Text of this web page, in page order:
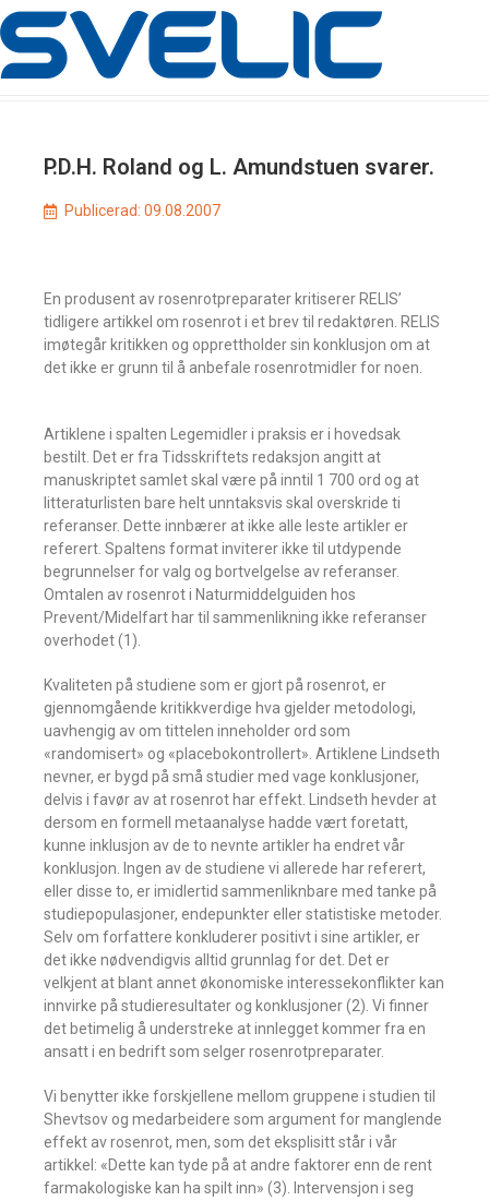
P.D.H. Roland og L. Amundstuen svarer.
Publicerad: 09.08.2007
En produsent av rosenrotpreparater kritiserer RELIS’
tidligere artikkel om rosenrot i et brev til redaktøren. RELIS
imøtegår kritikken og opprettholder sin konklusjon om at
det ikke er grunn til å anbefale rosenrotmidler for noen.
Artiklene i spalten Legemidler i praksis er i hovedsak
bestilt. Det er fra Tidsskriftets redaksjon angitt at
manuskriptet samlet skal være på inntil 1 700 ord og at
litteraturlisten bare helt unntaksvis skal overskride ti
referanser. Dette innbærer at ikke alle leste artikler er
referert. Spaltens format inviterer ikke til utdypende
begrunnelser for valg og bortvelgelse av referanser.
Omtalen av rosenrot i Naturmiddelguiden hos
Prevent/Midelfart har til sammenlikning ikke referanser
overhodet (1).
Kvaliteten på studiene som er gjort på rosenrot, er
gjennomgående kritikkverdige hva gjelder metodologi,
uavhengig av om tittelen inneholder ord som
«randomisert» og «placebokontrollert». Artiklene Lindseth
nevner, er bygd på små studier med vage konklusjoner,
delvis i favør av at rosenrot har effekt. Lindseth hevder at
dersom en formell metaanalyse hadde vært foretatt,
kunne inklusjon av de to nevnte artikler ha endret vår
konklusjon. Ingen av de studiene vi allerede har referert,
eller disse to, er imidlertid sammenliknbare med tanke på
studiepopulasjoner, endepunkter eller statistiske metoder.
Selv om forfattere konkluderer positivt i sine artikler, er
det ikke nødvendigvis alltid grunnlag for det. Det er
velkjent at blant annet økonomiske interessekonflikter kan
innvirke på studieresultater og konklusjoner (2). Vi finner
det betimelig å understreke at innlegget kommer fra en
ansatt i en bedrift som selger rosenrotpreparater.
Vi benytter ikke forskjellene mellom gruppene i studien til
Shevtsov og medarbeidere som argument for manglende
effekt av rosenrot, men, som det eksplisitt står i vår
artikkel: «Dette kan tyde på at andre faktorer enn de rent
farmakologiske kan ha spilt inn» (3). Intervensjon i seg